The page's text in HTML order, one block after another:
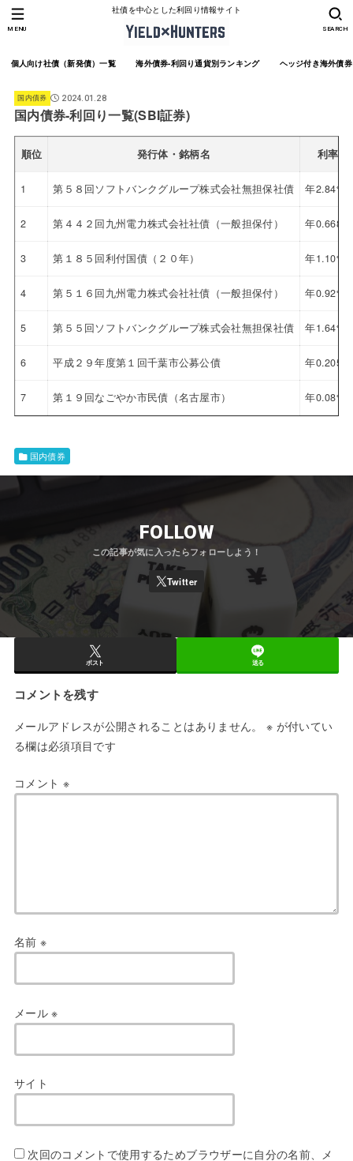
社債を中心とした利回り情報サイト
個人向け社債（新発債）一覧 海外債券-利回り通貨別ランキング ヘッジ付き海外債
SEARCH
MENU
国内債券 2024.01.28
国内債券-利回り一覧(SBI証券)
順位 発行体・銘柄名 利率
1 第５８回ソフトバンクグループ株式会社無担保社債 年2.84%
2 第４４２回九州電力株式会社社債（一般担保付） 年0.668%
3 第１８５回利付国債（２０年） 年1.10%
4 第５１６回九州電力株式会社社債（一般担保付） 年0.92%
5 第５５回ソフトバンクグループ株式会社無担保社債 年1.64%
6 平成２９年度第１回千葉市公募公債 年0.205%
7 第１９回なごやか市民債（名古屋市） 年0.08%
国内債券
FOLLOW
ポスト 送る
コメントを残す
メールアドレスが公開されることはありません。 ※ が付いてい
る欄は必須項目です
コメント ※
名前 ※
メール※
サイト
次回のコメントで使用するためブラウザーに自分の名前、メ